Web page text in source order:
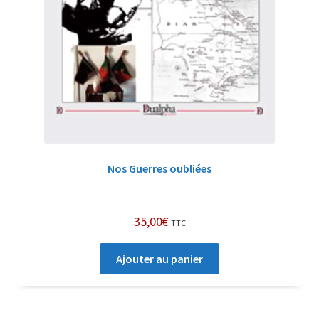
Nos Guerres oubliées
35,00€ TTC
Ajouter au panier